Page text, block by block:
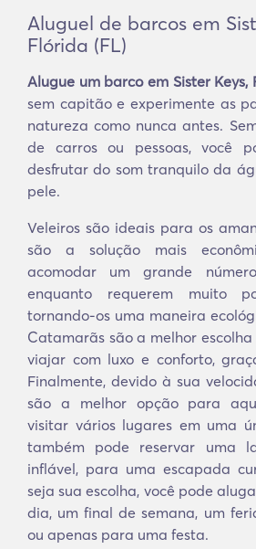
Aluguel de barcos em
Flórida (FL)
Alugue um barco em Sister Keys,
sem capitão e experimente as
natureza como nunca antes.
de carros ou pessoas, você
desfrutar do som tranquilo da
pele.
Veleiros são ideais para os
são a solução mais
acomodar um grande
enquanto requerem muito
tornando-os uma maneira
Catamarãs são a melhor
viajar com luxo e conforto,
Finalmente, devido à sua
são a melhor opção para
visitar vários lugares em uma
também pode reservar uma
inflável, para uma escapada
seja sua escolha, você pode
dia, um final de semana, um
ou apenas para uma festa.